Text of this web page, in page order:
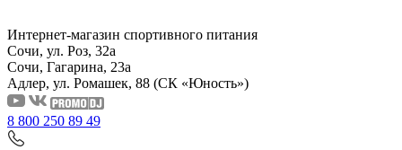
Интернет-магазин спортивного питания
Сочи, ул. Роз, 32а
Сочи, Гагарина, 23а
Адлер, ул. Ромашек, 88 (СК «Юность»)
8 800 250 89 49